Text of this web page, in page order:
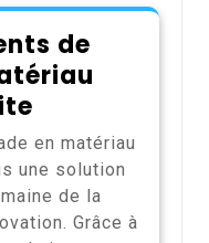
de
en matériau
une solution
de la
Grâce à